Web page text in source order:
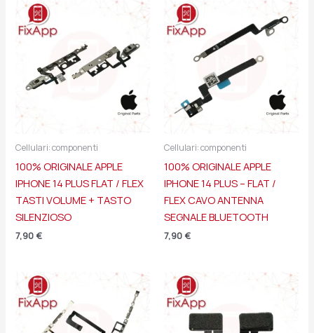
Cellulari: componenti
100% ORIGINALE APPLE
IPHONE 14 PLUS FLAT / FLEX
TASTI VOLUME + TASTO
SILENZIOSO
7,90 €
Cellulari: componenti
100% ORIGINALE APPLE
IPHONE 14 PLUS – FLAT /
FLEX CAVO ANTENNA
SEGNALE BLUETOOTH
7,90 €